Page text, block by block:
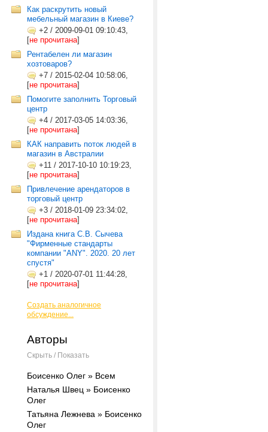
Как раскрутить новый
мебельный магазин в Киеве?
+2 / 2009-09-01 09:10:43,
[не прочитана]
Рентабелен ли магазин
хозтоваров?
+7 / 2015-02-04 10:58:06,
[не прочитана]
Помогите заполнить Торговый
центр
+4 / 2017-03-05 14:03:36,
[не прочитана]
КАК направить поток людей в
магазин в Австралии
+11 / 2017-10-10 10:19:23,
[не прочитана]
Привлечение арендаторов в
торговый центр
+3 / 2018-01-09 23:34:02,
[не прочитана]
Издана книга С.В. Сычева
"Фирменные стандарты
компании "ANY". 2020. 20 лет
спустя"
+1 / 2020-07-01 11:44:28,
[не прочитана]
Создать аналогичное
обсуждение...
Авторы
Скрыть / Показать
Боисенко Олег » Всем
Наталья Швец » Боисенко
Олег
Татьяна Лежнева » Боисенко
Олег